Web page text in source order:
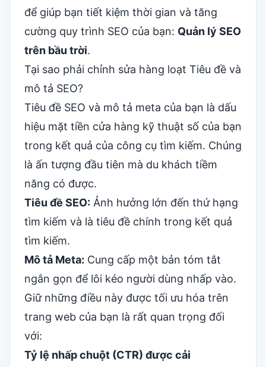
để giúp bạn tiết kiệm thời gian và tăng
cường quy trình SEO của bạn: Quản lý SEO
trên bầu trời.
Tại sao phải chỉnh sửa hàng loạt Tiêu đề và
mô tả SEO?
Tiêu đề SEO và mô tả meta của bạn là dấu
hiệu mặt tiền cửa hàng kỹ thuật số của bạn
trong kết quả của công cụ tìm kiếm. Chúng
là ấn tượng đầu tiên mà du khách tiềm
năng có được.
Tiêu đề SEO: Ảnh hưởng lớn đến thứ hạng
tìm kiếm và là tiêu đề chính trong kết quả
tìm kiếm.
Mô tả Meta: Cung cấp một bản tóm tắt
ngắn gọn để lôi kéo người dùng nhấp vào.
Giữ những điều này được tối ưu hóa trên
trang web của bạn là rất quan trọng đối
với:
Tỷ lệ nhấp chuột (CTR) được cải